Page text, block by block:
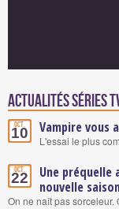
Actualités Séries
Oct.
10 Vampire vous
L'essai le plus
Oct.
22
Une préquelle
nouvelle
On ne naît pas sorceleur.